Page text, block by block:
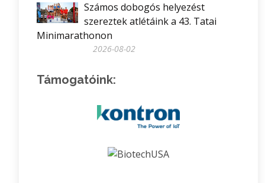
Számos dobogós helyezést
szereztek atlétáink a 43. Tatai
Minimarathonon
2026-08-02
Támogatóink: